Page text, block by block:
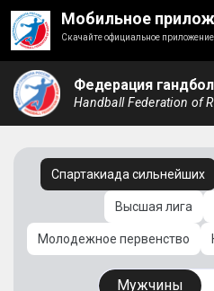
Мобильное
Скачайте официальное
Федерация
Handball Federation of
Спартакиада сильнейших
Высшая лига
Молодежное первенство
Мужчины